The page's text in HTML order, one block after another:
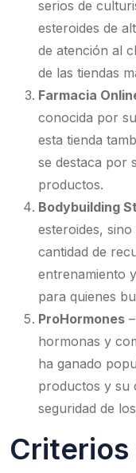
serios de
esteroides de
de atención al
de las tiendas
Farmacia
conocida por
esta tienda
se destaca por
productos.
Bodybuilding
esteroides,
cantidad de
entrenamiento
para quienes
ProHormones
hormonas y
ha ganado
productos y su
seguridad de
Criterios